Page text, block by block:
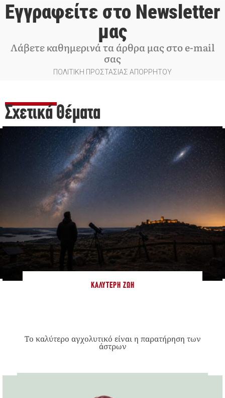
Εγγραφείτε στο Newsletter
μας
Λάβετε καθημερινά τα άρθρα μας στο e-mail
σας
ΠΟΛΙΤΙΚΗ ΠΡΟΣΤΑΣΙΑΣ ΑΠΟΡΡΗΤΟΥ
Σχετικά Θέματα
ΚΑΛΎΤΕΡΗ ΖΩΉ
Το καλύτερο αγχολυτικό είναι η παρατήρηση των
άστρων